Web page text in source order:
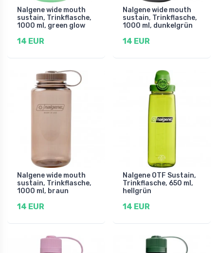
Nalgene wide mouth
sustain, Trinkflasche,
1000 ml, green glow
14 EUR
Nalgene wide mouth
sustain, Trinkflasche,
1000 ml, dunkelgrün
14 EUR
Nalgene wide mouth
sustain, Trinkflasche,
1000 ml, braun
14 EUR
Nalgene OTF Sustain,
Trinkflasche, 650 ml,
hellgrün
14 EUR